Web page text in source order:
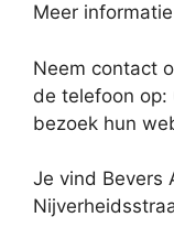
Meer
Neem contact
de telefoon op:
bezoek hun
Je vind Bevers